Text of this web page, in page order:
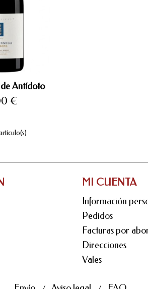
Antídoto
€
MI CUENTA
Información
Pedidos
Facturas por
Direcciones
Vales